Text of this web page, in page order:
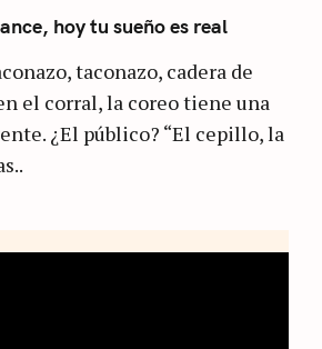
hoy tu sueño es real
taconazo, cadera de
el corral, la coreo tiene una
¿El público? “El cepillo, la